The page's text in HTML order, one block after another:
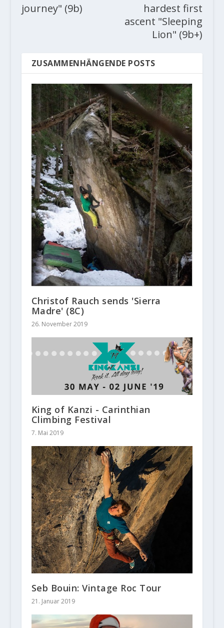
journey" (9b)
hardest first
ascent "Sleeping
Lion" (9b+)
ZUSAMMENHÄNGENDE POSTS
Christof Rauch sends 'Sierra
Madre' (8C)
26. November 2019
King of Kanzi - Carinthian
Climbing Festival
7. Mai 2019
Seb Bouin: Vintage Roc Tour
21. Januar 2019